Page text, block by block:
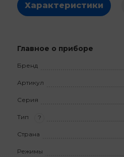
Характеристики
Главное о приборе
Бренд
Артикул
Серия
Тип ?
Страна
Режимы